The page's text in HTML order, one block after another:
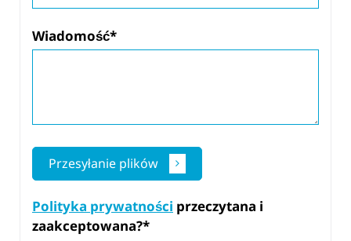
robuste, präzise Bauteile her.
Wiadomość*
Przesyłanie plików
Polityka prywatności przeczytana i
zaakceptowana?*